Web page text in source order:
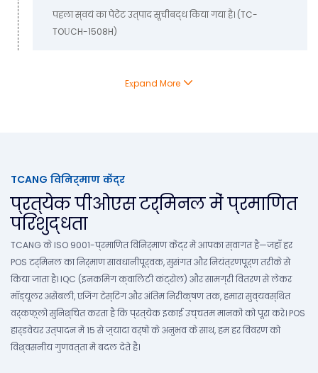
पहला स्वयं का पेटेंट उत्पाद सूचीबद्ध किया गया है। (TC-
TOUCH-1508H)
Expand More
TCANG विनिर्माण केंद्र
प्रत्येक पीओएस टर्मिनल में प्रमाणित
परिशुद्धता
TCANG के ISO 9001-प्रमाणित विनिर्माण केंद्र में आपका स्वागत है—जहाँ हर
POS टर्मिनल का निर्माण सावधानीपूर्वक, सुसंगत और नियंत्रणपूर्ण तरीके से
किया जाता है। IQC (इनकमिंग क्वालिटी कंट्रोल) और सामग्री वितरण से लेकर
मॉड्यूलर असेंबली, एजिंग टेस्टिंग और अंतिम निरीक्षण तक, हमारा सुव्यवस्थित
वर्कफ़्लो सुनिश्चित करता है कि प्रत्येक इकाई उच्चतम मानकों को पूरा करे। POS
हार्डवेयर उत्पादन में 15 से ज़्यादा वर्षों के अनुभव के साथ, हम हर विवरण को
विश्वसनीय गुणवत्ता में बदल देते हैं।